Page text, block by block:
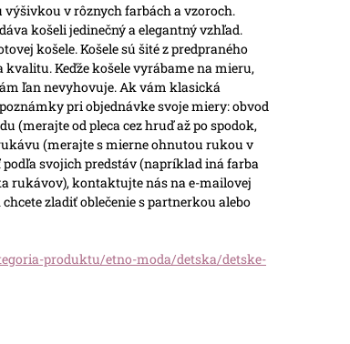
v rôznych farbách a vzoroch.
košeli jedinečný a elegantný vzhľad.
košele.Košele sú šité z predpraného
kvalitu.Keďže košele vyrábame na mieru,
ľan nevyhovuje. Ak vám klasická
pri objednávke svoje miery: obvod
(merajte od pleca cez hruď až po spodok,
(merajte s mierne ohnutou rukou v
svojich predstáv (napríklad iná farba
rukávov), kontaktujte nás na e-mailovej
chcete zladiť oblečenie s partnerkou alebo
produktu/etno-moda/detska/detske-